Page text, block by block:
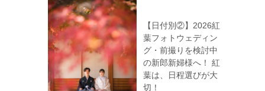
【日付別②】2026紅
葉フォトウェディン
グ・前撮りを検討中
の新郎新婦様へ！ 紅
葉は、日程選びが大
切！